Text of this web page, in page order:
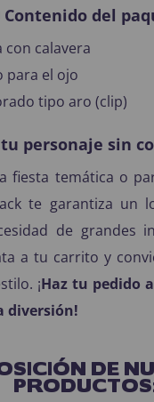
Contenido del
con calavera
para el ojo
tipo aro (clip)
personaje sin
fiesta temática o
te garantiza un
de grandes
a tu carrito y
¡Haz tu pedido
diversión!
DE